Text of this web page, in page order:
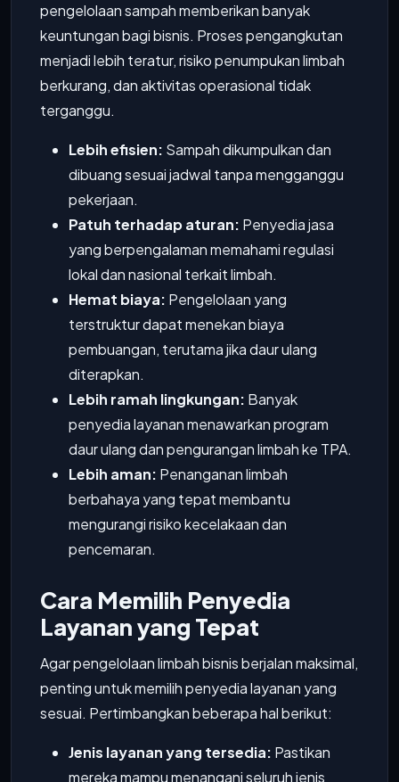
pengelolaan sampah memberikan banyak
keuntungan bagi bisnis. Proses pengangkutan
menjadi lebih teratur, risiko penumpukan limbah
berkurang, dan aktivitas operasional tidak
terganggu.
Lebih efisien: Sampah dikumpulkan dan
dibuang sesuai jadwal tanpa mengganggu
pekerjaan.
Patuh terhadap aturan: Penyedia jasa
yang berpengalaman memahami regulasi
lokal dan nasional terkait limbah.
Hemat biaya: Pengelolaan yang
terstruktur dapat menekan biaya
pembuangan, terutama jika daur ulang
diterapkan.
Lebih ramah lingkungan: Banyak
penyedia layanan menawarkan program
daur ulang dan pengurangan limbah ke TPA.
Lebih aman: Penanganan limbah
berbahaya yang tepat membantu
mengurangi risiko kecelakaan dan
pencemaran.
Cara Memilih Penyedia
Layanan yang Tepat
Agar pengelolaan limbah bisnis berjalan maksimal,
penting untuk memilih penyedia layanan yang
sesuai. Pertimbangkan beberapa hal berikut:
Jenis layanan yang tersedia: Pastikan
mereka mampu menangani seluruh jenis